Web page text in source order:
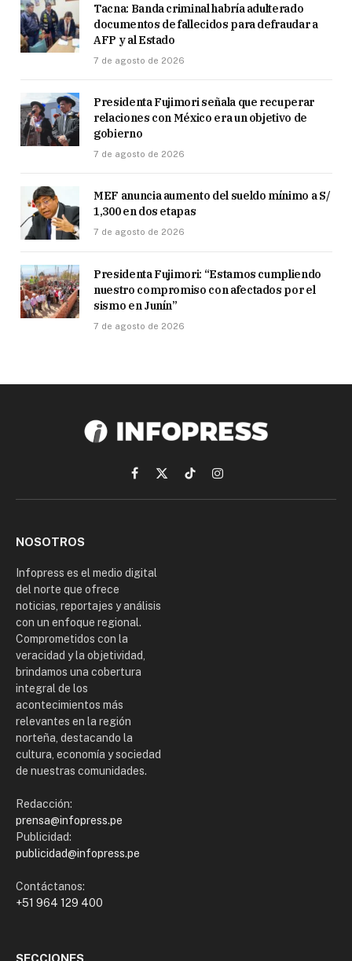
Tacna: Banda criminal habría adulterado
documentos de fallecidos para defraudar a
AFP y al Estado
7 de agosto de 2026
Presidenta Fujimori señala que recuperar
relaciones con México era un objetivo de
gobierno
7 de agosto de 2026
MEF anuncia aumento del sueldo mínimo a S/
1,300 en dos etapas
7 de agosto de 2026
Presidenta Fujimori: “Estamos cumpliendo
nuestro compromiso con afectados por el
sismo en Junín”
7 de agosto de 2026
Facebook
X
(Twitter)
TikTokInstagram
NOSOTROS
Infopress es el medio digital
del norte que ofrece
noticias, reportajes y análisis
con un enfoque regional.
Comprometidos con la
veracidad y la objetividad,
brindamos una cobertura
integral de los
acontecimientos más
relevantes en la región
norteña, destacando la
cultura, economía y sociedad
de nuestras comunidades.
Redacción:
prensa@infopress.pe
Publicidad:
publicidad@infopress.pe
Contáctanos:
+51 964 129 400
SECCIONES